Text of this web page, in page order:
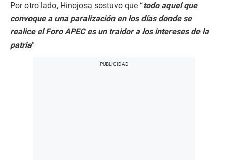
Por otro lado, Hinojosa sostuvo que “todo aquel que
convoque a una paralización en los días donde se
realice el Foro APEC es un traidor a los intereses de la
patria”